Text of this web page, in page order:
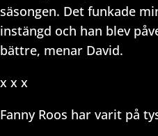
säsongen. Det funkade
instängd och han blev
bättre, menar David.
x x x
Fanny Roos har varit på